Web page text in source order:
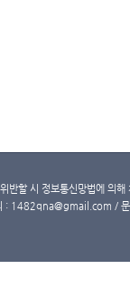
반할 시 정보통신망법에 의
: 1482qna@gmail.com /